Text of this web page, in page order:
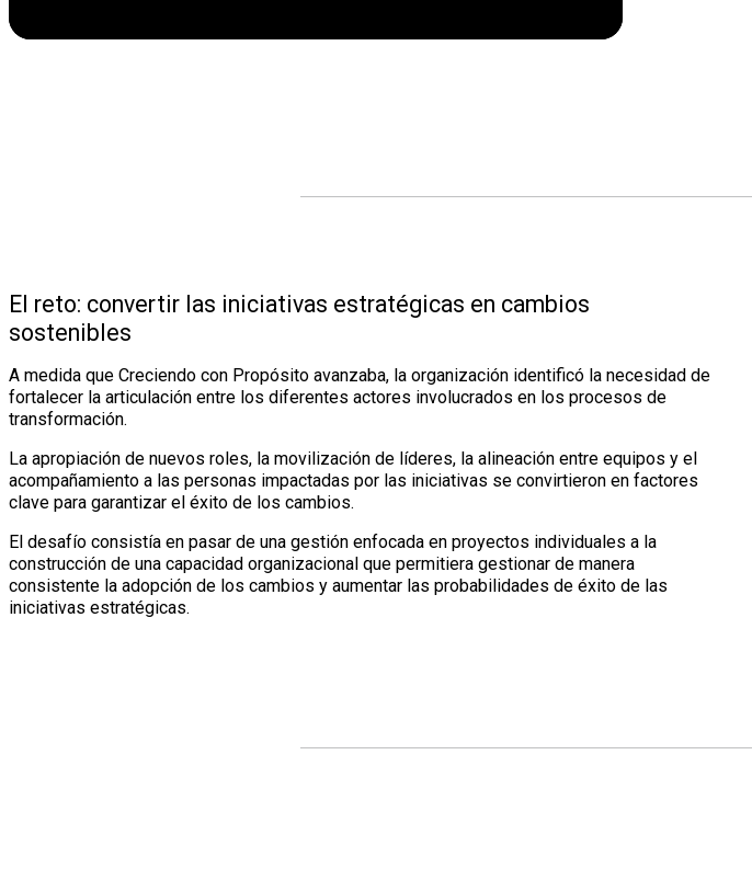
El reto: convertir las iniciativas estratégicas en cambios
sostenibles
A medida que Creciendo con Propósito avanzaba, la organización identificó la necesidad de
fortalecer la articulación entre los diferentes actores involucrados en los procesos de
transformación.
La apropiación de nuevos roles, la movilización de líderes, la alineación entre equipos y el
acompañamiento a las personas impactadas por las iniciativas se convirtieron en factores
clave para garantizar el éxito de los cambios.
El desafío consistía en pasar de una gestión enfocada en proyectos individuales a la
construcción de una capacidad organizacional que permitiera gestionar de manera
consistente la adopción de los cambios y aumentar las probabilidades de éxito de las
iniciativas estratégicas.